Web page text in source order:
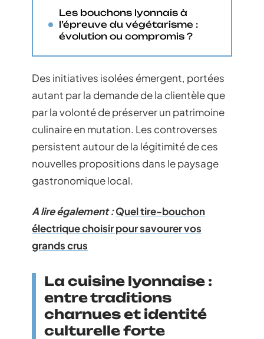
Les bouchons lyonnais à
l’épreuve du végétarisme :
évolution ou compromis ?
Des initiatives isolées émergent, portées
autant par la demande de la clientèle que
par la volonté de préserver un patrimoine
culinaire en mutation. Les controverses
persistent autour de la légitimité de ces
nouvelles propositions dans le paysage
gastronomique local.
A lire également :Quel tire-bouchon
électrique choisir pour savourer vos
grands crus
La cuisine lyonnaise :
entre traditions
charnues et identité
culturelle forte